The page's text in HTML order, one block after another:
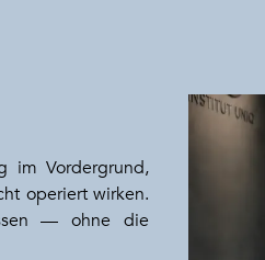
im Vordergrund,
operiert wirken.
— ohne die